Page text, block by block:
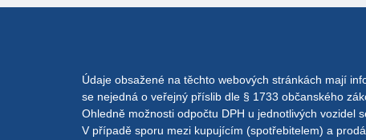
Údaje obsažené na těchto webových stránkách mají
se nejedná o veřejný příslib dle § 1733 občanského
Ohledně možnosti odpočtu DPH u jednotlivých vozidel
V případě sporu mezi kupujícím (spotřebitelem) a